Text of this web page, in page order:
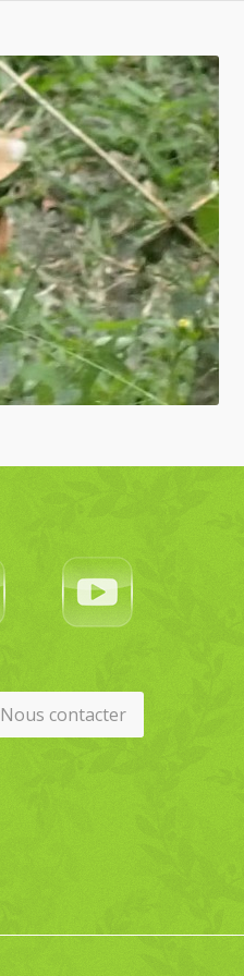
Nous contacter